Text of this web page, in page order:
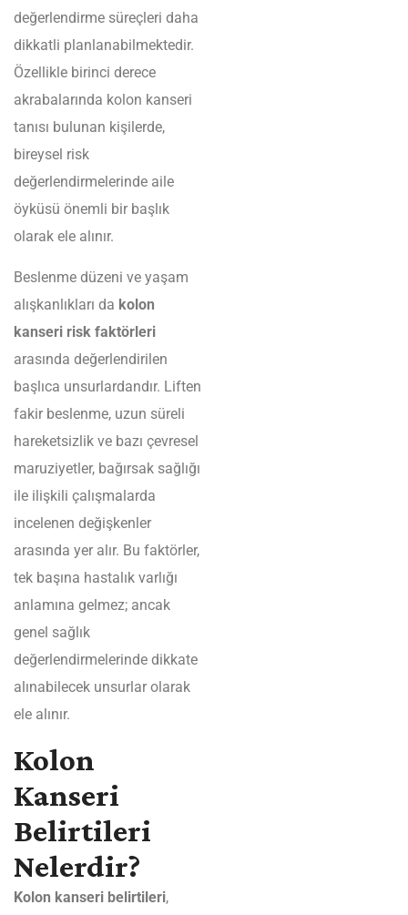
değerlendirme süreçleri daha
dikkatli planlanabilmektedir.
Özellikle birinci derece
akrabalarında kolon kanseri
tanısı bulunan kişilerde,
bireysel risk
değerlendirmelerinde aile
öyküsü önemli bir başlık
olarak ele alınır.
Beslenme düzeni ve yaşam
alışkanlıkları da kolon
kanseri risk faktörleri
arasında değerlendirilen
başlıca unsurlardandır. Liften
fakir beslenme, uzun süreli
hareketsizlik ve bazı çevresel
maruziyetler, bağırsak sağlığı
ile ilişkili çalışmalarda
incelenen değişkenler
arasında yer alır. Bu faktörler,
tek başına hastalık varlığı
anlamına gelmez; ancak
genel sağlık
değerlendirmelerinde dikkate
alınabilecek unsurlar olarak
ele alınır.
Kolon
Kanseri
Belirtileri
Nelerdir?
Kolon kanseri belirtileri,